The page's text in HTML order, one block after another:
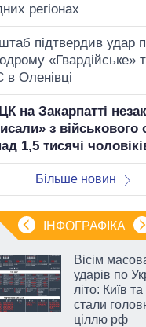
регіонах
підтвердив удар
«Гвардійське»
в Оленівці
на Закарпатті
з військового
1,5 тисячі
Більше новин
ІНФОГРАФІКА
Вісім
ударів по
літо: Київ
стали
ціллю рф